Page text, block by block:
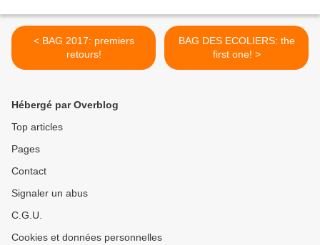
< BAG 2017: premiers
retours!
BAG DES ECOLIERS: the
first one! >
Hébergé par Overblog
Top articles
Pages
Contact
Signaler un abus
C.G.U.
Cookies et données personnelles